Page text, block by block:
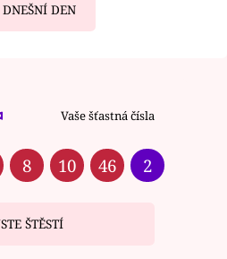
DNEŠNÍ DEN
Vaše šťastná čísla
8 10 46 2
ŠTĚSTÍ